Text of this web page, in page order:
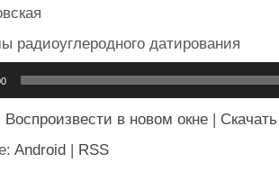
радиоуглеродного датирования
Воспроизвести в новом окне | Скачать
Android | RSS